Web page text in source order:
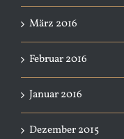
März 2016
Februar 2016
Januar 2016
Dezember 2015